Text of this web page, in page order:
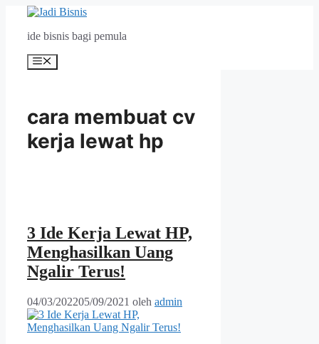
Langsung
ide bisnis bagi pemula
Menu
cara membuat cv
kerja lewat hp
3 Ide Kerja Lewat HP,
Menghasilkan Uang
Ngalir Terus!
04/03/202205/09/2021 oleh admin